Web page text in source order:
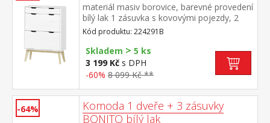
materiál masiv borovice, barevné provedení
bílý lak 1 zásuvka s kovovými pojezdy, 2
dvouřadé výklopy
Kód produktu: 224291B
Skladem > 5 ks
3 199 Kč s DPH
-60% 8 099 Kč **
-64%
Komoda 1 dveře + 3 zásuvky
BONITO bílý lak